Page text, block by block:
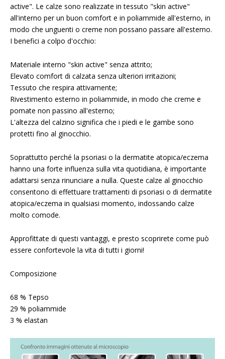
active". Le calze sono realizzate in tessuto "skin active"
all'interno per un buon comfort e in poliammide all'esterno, in
modo che unguenti o creme non possano passare all'esterno.
I benefici a colpo d'occhio:
Materiale interno "skin active" senza attrito;
Elevato comfort di calzata senza ulteriori irritazioni;
Tessuto che respira attivamente;
Rivestimento esterno in poliammide, in modo che creme e
pomate non passino all'esterno;
L'altezza del calzino significa che i piedi e le gambe sono
protetti fino al ginocchio.
Soprattutto perché la psoriasi o la dermatite atopica/eczema
hanno una forte influenza sulla vita quotidiana, è importante
adattarsi senza rinunciare a nulla. Queste calze al ginocchio
consentono di effettuare trattamenti di psoriasi o di dermatite
atopica/eczema in qualsiasi momento, indossando calze
molto comode.
Approfittate di questi vantaggi, e presto scoprirete come può
essere confortevole la vita di tutti i giorni!
Composizione
68 % Tepso
29 % poliammide
3 % elastan